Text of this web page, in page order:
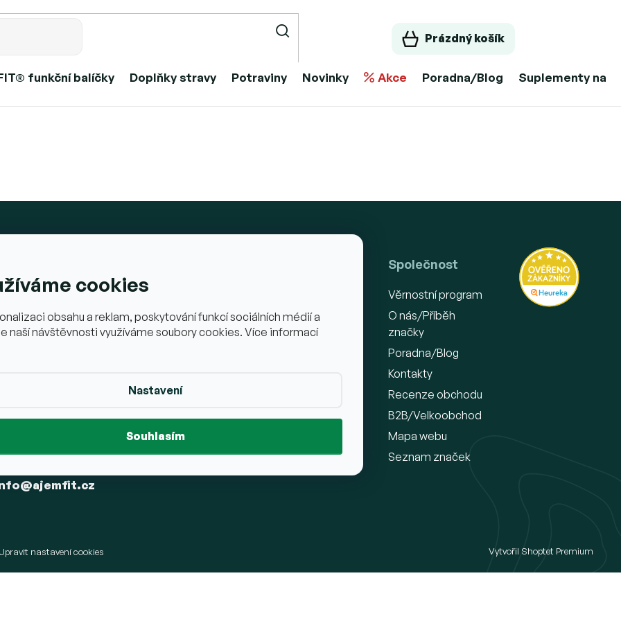
cookies
obsahu a reklam, poskytování funkcí sociálních médií a
naší návštěvnosti využíváme soubory cookies. Více informací
Nastavení
Souhlasím
Prázdný košík
funkční balíčky Doplňky stravy Potraviny Novinky Akce Poradna/Blog Suplementy na
@ajemfit.cz
+420 736 452 432 <span>Po-Pá 9:00 -
je na FB!
videa na Youtube najdete zde
Doprava a platba
GDPR
Společnost
Věrnostní program
O nás/Příběh
značky
Poradna/Blog
Kontakty
Recenze obchodu
B2B/Velkoobchod
Mapa webu
Seznam značek
Vytvořil Shoptet Premium
Upravit nastavení cookies